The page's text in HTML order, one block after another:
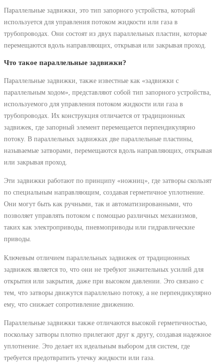
Параллельные задвижки, это тип запорного устройства, который
используется для управления потоком жидкости или газа в
трубопроводах. Они состоят из двух параллельных пластин, которые
перемещаются вдоль направляющих, открывая или закрывая проход.
Что такое параллельные задвижки?
Параллельные задвижки, также известные как «задвижки с
параллельным ходом», представляют собой тип запорного устройства,
используемого для управления потоком жидкости или газа в
трубопроводах. Их конструкция отличается от традиционных
задвижек, где запорный элемент перемещается перпендикулярно
потоку. В параллельных задвижках две параллельные пластины,
называемые затворами, перемещаются вдоль направляющих, открывая
или закрывая проход.
Эти задвижки работают по принципу «ножниц», где затворы скользят
по специальным направляющим, создавая герметичное уплотнение.
Они могут быть как ручными, так и автоматизированными, что
позволяет управлять потоком с помощью различных механизмов,
таких как электроприводы, пневмоприводы или гидравлические
приводы.
Ключевым отличием параллельных задвижек от традиционных
задвижек является то, что они не требуют значительных усилий для
открытия или закрытия, даже при высоком давлении. Это связано с
тем, что затворы движутся параллельно потоку, а не перпендикулярно
ему, что снижает сопротивление движению.
Параллельные задвижки также отличаются высокой герметичностью,
поскольку затворы плотно прилегают друг к другу, создавая надежное
уплотнение. Это делает их идеальным выбором для систем, где
требуется предотвратить утечку жидкости или газа.